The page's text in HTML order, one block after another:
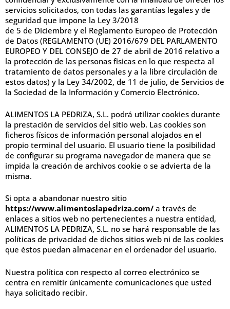
servicios solicitados, con todas las garantías legales y de
seguridad que impone la Ley 3/2018
de 5 de Diciembre y el Reglamento Europeo de Protección
de Datos (REGLAMENTO (UE) 2016/679 DEL PARLAMENTO
EUROPEO Y DEL CONSEJO de 27 de abril de 2016 relativo a
la protección de las personas físicas en lo que respecta al
tratamiento de datos personales y a la libre circulación de
estos datos) y la Ley 34/2002, de 11 de julio, de Servicios de
la Sociedad de la Información y Comercio Electrónico.
ALIMENTOS LA PEDRIZA, S.L. podrá utilizar cookies durante
la prestación de servicios del sitio web. Las cookies son
ficheros físicos de información personal alojados en el
propio terminal del usuario. El usuario tiene la posibilidad
de configurar su programa navegador de manera que se
impida la creación de archivos cookie o se advierta de la
misma.
Si opta a abandonar nuestro sitio
https://www.alimentoslapedriza.com/ a través de
enlaces a sitios web no pertenecientes a nuestra entidad,
ALIMENTOS LA PEDRIZA, S.L. no se hará responsable de las
políticas de privacidad de dichos sitios web ni de las cookies
que éstos puedan almacenar en el ordenador del usuario.
Nuestra política con respecto al correo electrónico se
centra en remitir únicamente comunicaciones que usted
haya solicitado recibir.